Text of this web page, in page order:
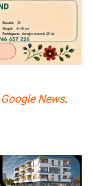
Google News.